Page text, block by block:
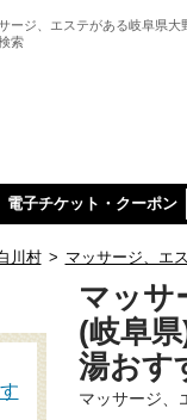
ージ、エステがある岐阜県
索
電子チケット・クーポン
川村 > マッサージ、エ
マッサ
(岐阜
湯おす
マッサージ、